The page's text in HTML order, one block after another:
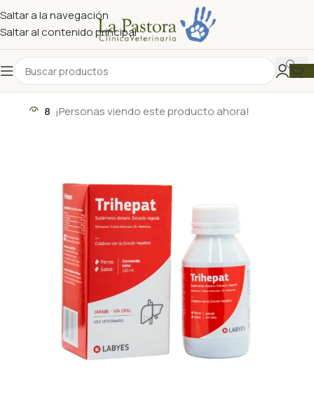
Saltar a la navegación
Saltar al contenido principal
8 ¡Personas viendo este producto ahora!